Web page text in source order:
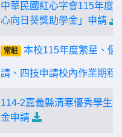
中華民國紅心字會115年度
心向日葵獎助學金」申請
常駐 本校115年度繁星、個
請、四技申請校內作業期程
114-2嘉義縣清寒優秀學生
金申請